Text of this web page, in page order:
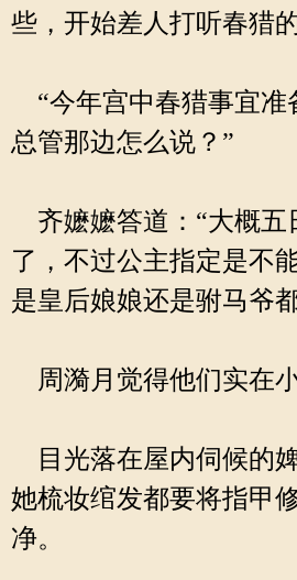
些，开始差人打听春猎
“今年宫中春猎事宜准
总管那边怎么说？”
齐嬷嬷答道：“大概五
了，不过公主指定是不
是皇后娘娘还是驸马爷
周漪月觉得他们实在小
目光落在屋内伺候的
她梳妆绾发都要将指甲
净。